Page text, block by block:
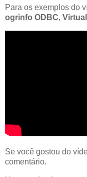
Para os exemplos do
ogrinfo ODBC,
Se você gostou do
comentário.